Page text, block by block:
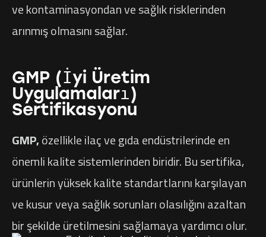
ve kontaminasyondan ve sağlık risklerinden
arınmış olmasını sağlar.
GMP (İyi Üretim
Uygulamaları)
Sertifikasyonu
GMP,özellikle ilaç ve gıda endüstrilerinde en
önemli kalite sistemlerinden biridir. Bu sertifika,
ürünlerin yüksek kalite standartlarını karşılayan
ve kusur veya sağlık sorunları olasılığını azaltan
bir şekilde üretilmesini sağlamaya yardımcı olur.